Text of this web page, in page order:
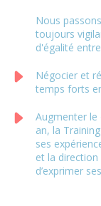
Nous
toujours
d'égalité
Négocier et
temps forts
Augmenter le
an, la
ses
et la
d’exprimer